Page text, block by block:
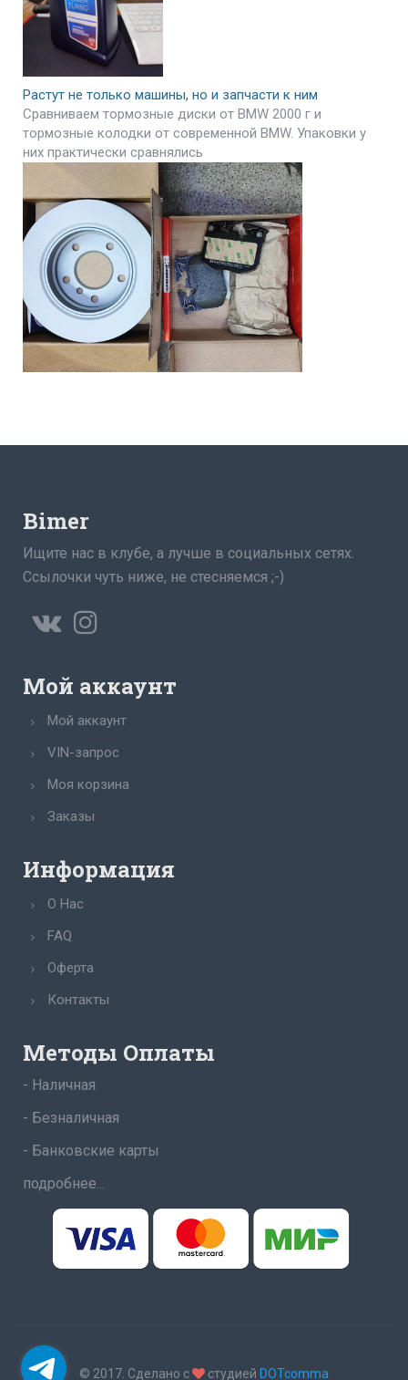
Растут не только машины, но и запчасти к ним
Сравниваем тормозные диски от BMW 2000 г и
тормозные колодки от современной BMW. Упаковки у
них практически сравнялись
Bimer
Ищите нас в клубе, а лучше в социальных сетях.
Ссылочки чуть ниже, не стесняемся ;-)
Мой аккаунт
Мой аккаунт
VIN-запрос
Моя корзина
Заказы
Информация
О Нас
FAQ
Оферта
Контакты
Методы Оплаты
- Наличная
- Безналичная
- Банковские карты
подробнее...
© 2017. Сделано с студией DOTcomma